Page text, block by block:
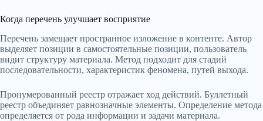
Когда перечень улучшает восприятие
Перечень замещает пространное изложение в контенте. Автор
выделяет позиции в самостоятельные позиции, пользователь
видит структуру материала. Метод подходит для стадий
последовательности, характеристик феномена, путей выхода.
Пронумерованный реестр отражает ход действий. Буллетный
реестр объединяет равнозначные элементы. Определение метода
определяется от рода информации и задачи материала.